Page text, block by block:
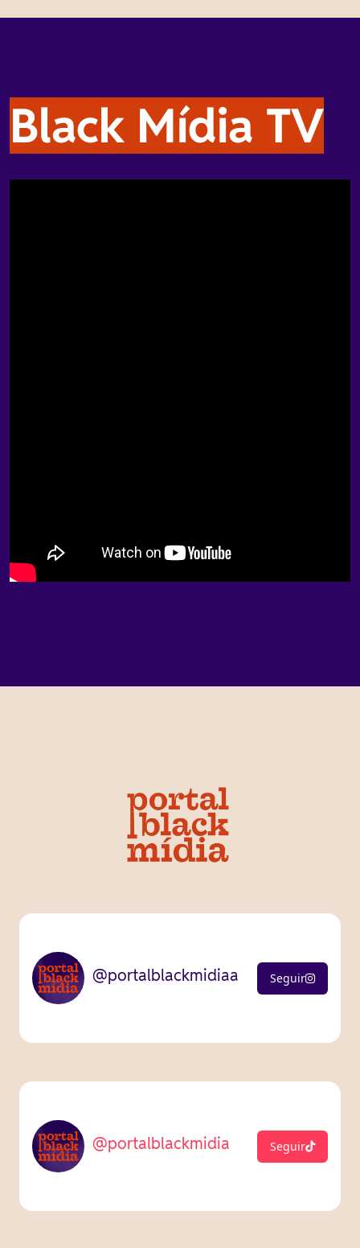
Black Mídia TV
@portalblackmidiaa Seguir
@portalblackmidia Seguir